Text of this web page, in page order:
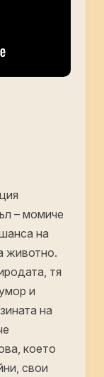
– момиче
на
животно.
тя
и
на
което
свои